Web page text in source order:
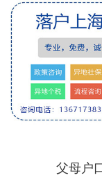
父母户口